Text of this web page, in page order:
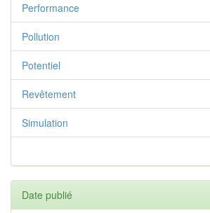
Performance
Pollution
Potentiel
Revêtement
Simulation
Date publié